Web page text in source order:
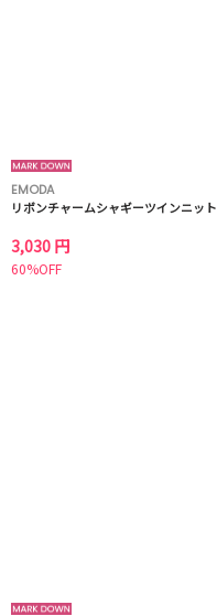
EMODA
リボンチャームシャギーツインニット
3,030 円
60%OFF